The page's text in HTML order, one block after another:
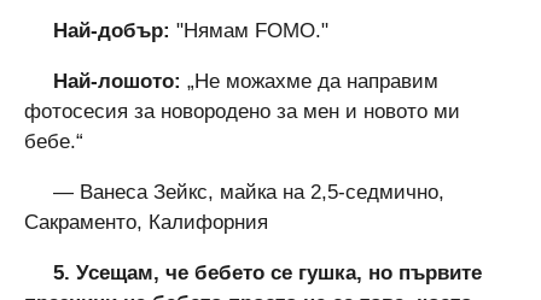
Най-добър: "Нямам FOMO."
Най-лошото: „Не можахме да направим
фотосесия за новородено за мен и новото ми
бебе.“
— Ванеса Зейкс, майка на 2,5-седмично,
Сакраменто, Калифорния
5. Усещам, че бебето се гушка, но първите